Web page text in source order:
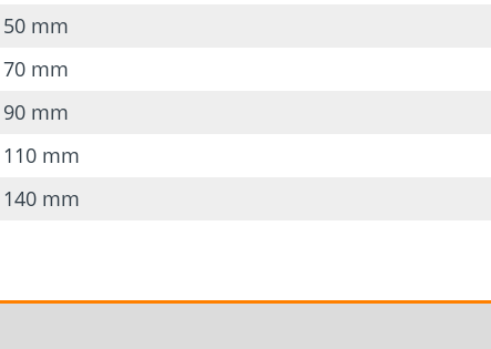
50 mm
70 mm
90 mm
110 mm
140 mm